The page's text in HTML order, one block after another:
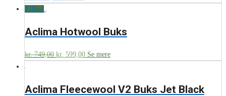
Tilbud
Aclima Hotwool Buks
kr.749,00 kr. 599,00 Se mere
Aclima Fleecewool V2 Buks Jet Black